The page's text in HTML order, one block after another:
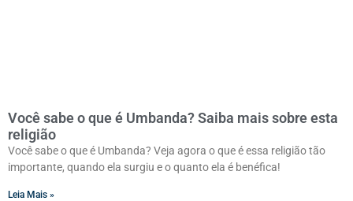
Você sabe o que é Umbanda? Saiba mais sobre esta
religião
Você sabe o que é Umbanda? Veja agora o que é essa religião tão
importante, quando ela surgiu e o quanto ela é benéfica!
Leia Mais »